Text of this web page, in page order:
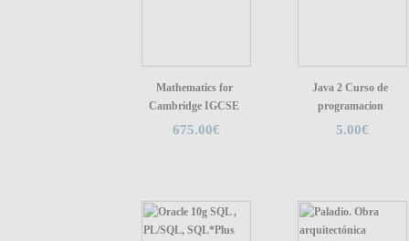
Mathematics for
Cambridge IGCSE
675.00€
Java 2 Curso de
programacion
5.00€